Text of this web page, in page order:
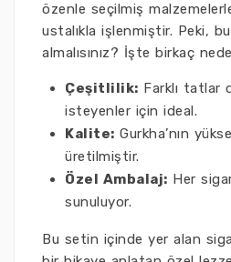
özenle seçilmiş
ustalıkla işlenmiştir. Peki,
almalısınız? İşte birkaç
Çeşitlilik: Farklı tatlar
isteyenler için ideal.
Kalite: Gurkha’nın
üretilmiştir.
Özel Ambalaj: Her
sunuluyor.
Bu setin içinde yer alan